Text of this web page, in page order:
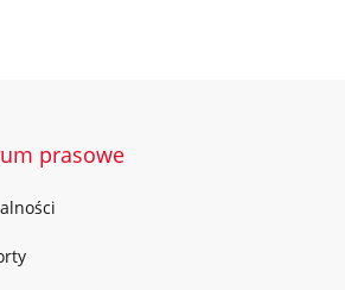
prasowe